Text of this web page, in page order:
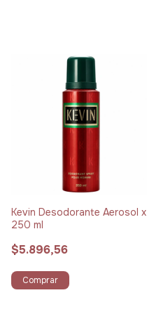
Kevin Desodorante Aerosol x
250 ml
$5.896,56
Comprar